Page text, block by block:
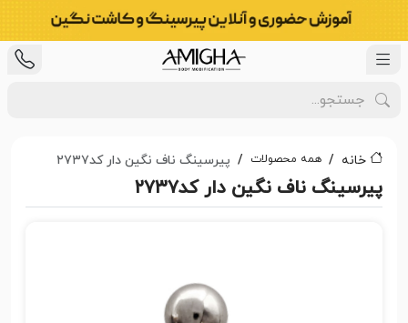
خانه همه محصولات پیرسینگ ناف نگین دار کد۲۷۳۷
پیرسینگ ناف نگین دار کد۲۷۳۷